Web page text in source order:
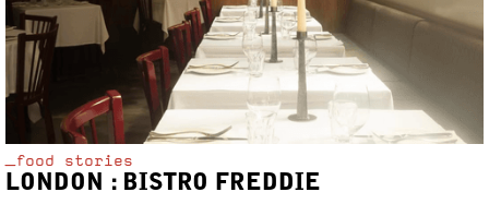
_food stories
LONDON : BISTRO FREDDIE